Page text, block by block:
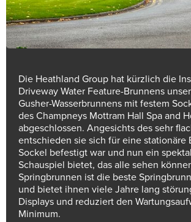
Die Heathland Group hat kürzlich die
Driveway Water Feature-Brunnens
Gusher-Wasserbrunnens mit festem
des Champneys Mottram Hall Spa and
abgeschlossen. Angesichts des sehr
entschieden sie sich für eine stationäre
Sockel befestigt war und nun ein
Schauspiel bietet, das alle sehen
Springbrunnen ist die beste
und bietet ihnen viele Jahre lang
Displays und reduziert den
Minimum.